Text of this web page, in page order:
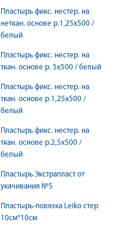
Пластырь фикс. нестер. на
неткан. основе р.1,25х500 /
белый
Пластырь фикс. нестер. на
ткан. основе р. 5х500 / белый
Пластырь фикс. нестер. на
ткан. основе р.1,25х500 /
белый
Пластырь фикс. нестер. на
ткан. основе р.2,5х500 /
белый
Пластырь Экстрапласт от
укачивания №5
Пластырь-повязка Leiko стер
10см*10см